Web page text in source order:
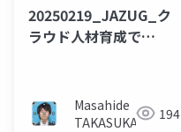
20250219_JAZUG_ク
ラウド人材育成で
話
Masahide
TAKASUKA
194